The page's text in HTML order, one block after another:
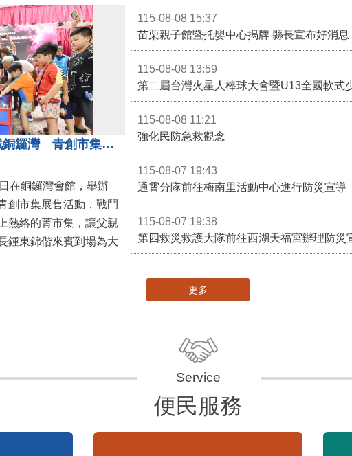
3對3戰鬥陀螺團體賽決戰銅鑼灣 青創市集展售為父親節增添繽紛
在銅鑼灣會館，舉辦
創市集展售活動，戰鬥
熱絡的菁市集，讓父親
鍾東錦偕來賓到場為大
115-08-08 15:37
苗栗親子館暨托嬰中心揭牌 縣長宣布好消
115-08-08 13:59
第二屆台灣火星人棒球大會暨U13全國軟式
115-08-08 11:21
強化民防急救觀念
115-08-07 19:43
通霄分隊前往梅南里活動中心進行防災宣導
115-08-07 19:38
第四救災救護大隊前往西湖天福宮辦理防災
更多
便民服務